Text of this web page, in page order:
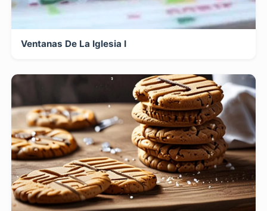
Ventanas De La Iglesia I